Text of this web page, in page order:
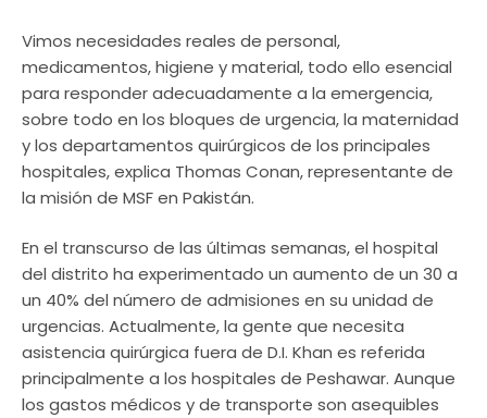
Vimos necesidades reales de personal,
medicamentos, higiene y material, todo ello esencial
para responder adecuadamente a la emergencia,
sobre todo en los bloques de urgencia, la maternidad
y los departamentos quirúrgicos de los principales
hospitales, explica Thomas Conan, representante de
la misión de MSF en Pakistán.
En el transcurso de las últimas semanas, el hospital
del distrito ha experimentado un aumento de un 30 a
un 40% del número de admisiones en su unidad de
urgencias. Actualmente, la gente que necesita
asistencia quirúrgica fuera de D.I. Khan es referida
principalmente a los hospitales de Peshawar. Aunque
los gastos médicos y de transporte son asequibles